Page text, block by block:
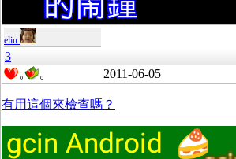
eliu
3
0 0 2011-06-05
有用這個來檢查嗎？